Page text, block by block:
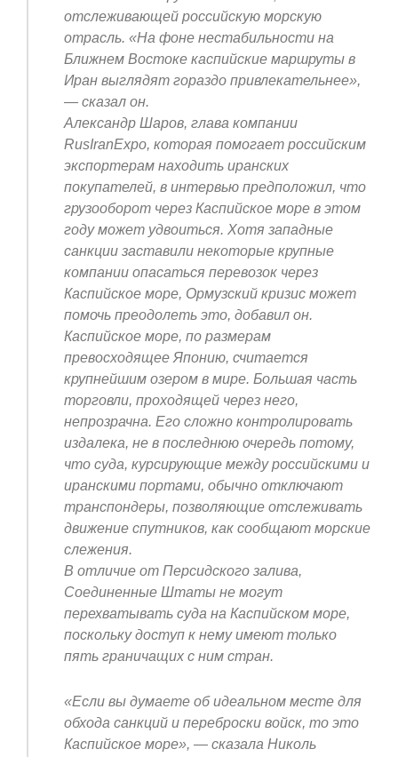
отслеживающей российскую морскую
отрасль. «На фоне нестабильности на
Ближнем Востоке каспийские маршруты в
Иран выглядят гораздо привлекательнее»,
— сказал он.
Александр Шаров, глава компании
RusIranExpo, которая помогает российским
экспортерам находить иранских
покупателей, в интервью предположил, что
грузооборот через Каспийское море в этом
году может удвоиться. Хотя западные
санкции заставили некоторые крупные
компании опасаться перевозок через
Каспийское море, Ормузский кризис может
помочь преодолеть это, добавил он.
Каспийское море, по размерам
превосходящее Японию, считается
крупнейшим озером в мире. Большая часть
торговли, проходящей через него,
непрозрачна. Его сложно контролировать
издалека, не в последнюю очередь потому,
что суда, курсирующие между российскими и
иранскими портами, обычно отключают
транспондеры, позволяющие отслеживать
движение спутников, как сообщают морские
слежения.
В отличие от Персидского залива,
Соединенные Штаты не могут
перехватывать суда на Каспийском море,
поскольку доступ к нему имеют только
пять граничащих с ним стран.
«Если вы думаете об идеальном месте для
обхода санкций и переброски войск, то это
Каспийское море», — сказала Николь